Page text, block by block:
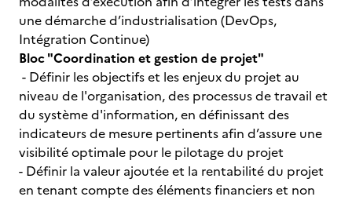
une démarche d’industrialisation (DevOps,
Intégration Continue)
Bloc "Coordination et gestion de projet"
- Définir les objectifs et les enjeux du projet au
niveau de l'organisation, des processus de travail et
du système d'information, en définissant des
indicateurs de mesure pertinents afin d’assure une
visibilité optimale pour le pilotage du projet
- Définir la valeur ajoutée et la rentabilité du projet
en tenant compte des éléments financiers et non